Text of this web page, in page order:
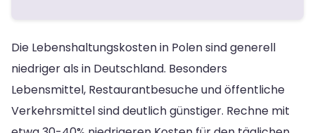
Die Lebenshaltungskosten in Polen sind generell
niedriger als in Deutschland. Besonders
Lebensmittel, Restaurantbesuche und öffentliche
Verkehrsmittel sind deutlich günstiger. Rechne mit